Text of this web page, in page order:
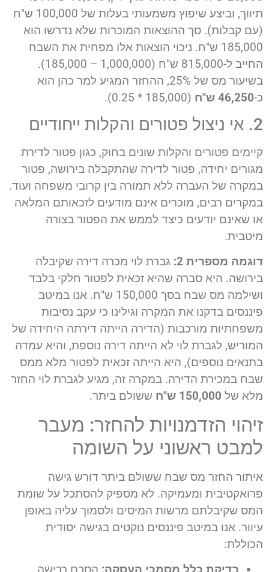
תיווך, וביצע שיפוץ משמעותי בעלות של 100,000 ש"ח
(עם קבלות). סך ההוצאות המוכרות שלא נדרשו הוא
185,000 ש"ח. ניכוי הוצאות אלו מפחית את השבח
החייב ל-815,000 ש"ח (1,000,000 – 185,000).
בשיעור מס של 25%, ההחזר המגיע למר כהן הוא
כ-46,250 ש"ח (185,000 * 0.25).
2. אי ניצול פטורים והקלות ייחודיים
קיימים פטורים והקלות שונים בחוק, כגון פטור לדירת
מגורים יחידה, פטור לדירה שהתקבלה בירושה, פטור
במקרה של העברה ללא תמורה בין קרובי משפחה ועוד.
במקרים רבים, מוכרים אינם מודעים לזכאותם המלאה
או שאינם יודעים כיצד לממש את הפטור בצורה
מיטבית.
דוגמה מספרית 2:
גברת לוי מכרה דירה שקיבלה
בירושה. היא סברה שהיא זכאית לפטור חלקי בלבד
ושילמה מס שבח בסך 150,000 ש"ח. אנו במיטב
פיננסים בדקנו את המקרה וגילינו כי עקב נסיבות
משפחתיות מורכבות (הדירה הייתה דירתה היחידה של
המוריש, לגברת לוי לא הייתה דירה נוספת, והיא עמדה
בתנאים נוספים), היא הייתה זכאית לפטור מלא ממס
שבח במכירת הדירה. במקרה זה, מגיע לגברת לוי החזר
מלא של 150,000 ש"ח ששולם ביתר.
זיהוי הזדמנויות להחזר: מעבר
למבט ראשוני על השומה
איתור החזר מס שבח ששולם ביתר דורש גישה
פרואקטיבית ומעמיקה. לא מספיק להסתכל על שומת
המס שקיבלתם מרשות המיסים ולסמוך עליה באופן
עיוור. אנו במיטב פיננסים נוקטים בגישה יסודית
הכוללת: